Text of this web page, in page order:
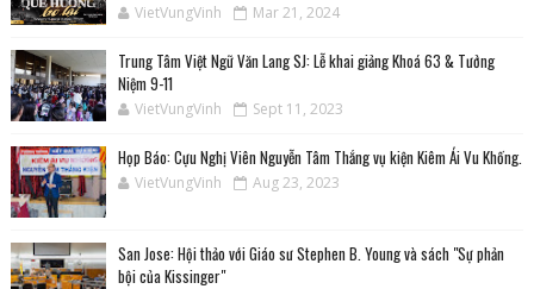
VietVungVinh Mar 21, 2024
Trung Tâm Việt Ngữ Văn Lang SJ: Lễ khai giảng Khoá 63 & Tưởng
Niệm 9-11
VietVungVinh Sept 11, 2023
Họp Báo: Cựu Nghị Viên Nguyễn Tâm Thắng vụ kiện Kiêm Ái Vu Khống.
VietVungVinh Aug 23, 2023
San Jose: Hội thảo với Giáo sư Stephen B. Young và sách "Sự phản
bội của Kissinger"